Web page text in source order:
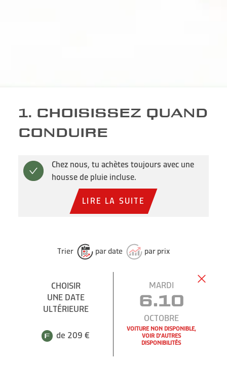
1. CHOISISSEZ QUAND
CONDUIRE
Chez nous, tu achètes toujours avec une
housse de pluie incluse.
LIRE LA SUITE
Trier par date par prix
CHOISIR
UNE DATE
ULTÉRIEURE
de 209 €
MARDI
6.10
OCTOBRE
VOITURE NON DISPONIBLE,
VOIR D'AUTRES
DISPONIBILITÉS